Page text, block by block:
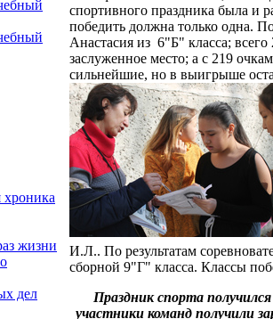
жизни
дел
спортивного праздника была и
победить должна только одна.
Анастасия из 6"Б" класса;
заслуженное место; а с 219
сильнейшие, но в выигрыше
И.Л.. По результатам
сборной 9"Г" класса. Классы
Праздник спорта
участники команд получили